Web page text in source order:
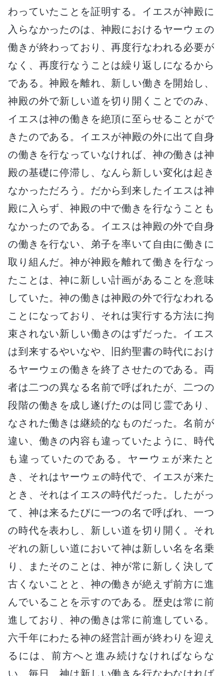
わっていたことを証明する。イエスが神殿に
入らなかったのは、神殿におけるヤーウェの
働きが終わっており、再度行なわれる必要が
なく、再度行なうことは繰り返しになるから
である。神殿を離れ、新しい働きを開始し、
神殿の外で新しい道を切り開くことでのみ、
イエスは神の働きを絶頂に至らせることがで
きたのである。イエスが神殿の外に出て自身
の働きを行なっていなければ、神の働きは神
殿の基礎に停滞し、なんら新しい変化は起き
なかっただろう。だから到来したイエスは神
殿に入らず、神殿の中で働きを行なうことも
なかったのである。イエスは神殿の外で自身
の働きを行ない、弟子を率いて自由に働きに
取り組んだ。神が神殿を離れて働きを行なっ
たことは、神に新しい計画があることを意味
していた。神の働きは神殿の外で行なわれる
ことになっており、それは実行する方法に拘
束されない新しい働きのはずだった。イエス
は到来するやいなや、旧約聖書の時代におけ
るヤーウェの働きを終了させたのである。両
者は二つの異なる名前で呼ばれたが、二つの
段階の働きを成し遂げたのは同じ霊であり、
なされた働きは継続的なものだった。名前が
違い、働きの内容も違っていたように、時代
も違っていたのである。ヤーウェが来たと
き、それはヤーウェの時代で、イエスが来た
とき、それはイエスの時代だった。したがっ
て、神は来るたびに一つの名で呼ばれ、一つ
の時代を表わし、新しい道を切り開く。それ
ぞれの新しい道において神は新しい名を名乗
り、またそのことは、神が常に新しく決して
古くないことと、神の働きが絶えず前方に進
んでいることを示すのである。歴史は常に前
進しており、神の働きは常に前進している。
六千年にわたる神の経営計画が終わりを迎え
るには、前方へと進み続けなければならな
い。毎日、神は新しい働きを行なわなければ